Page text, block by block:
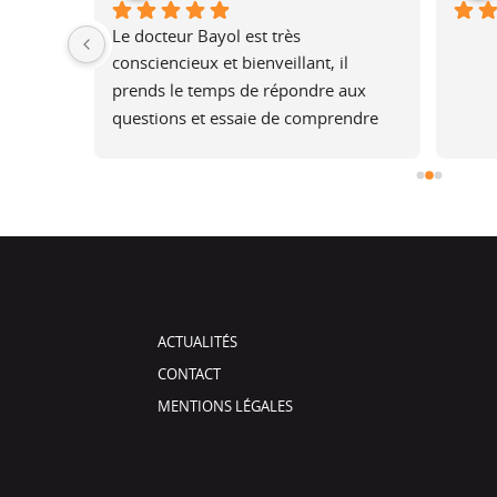
une
plus
je
Le docteur Bayol est très
consciencieux et bienveillant, il
prends le temps de répondre aux
questions et essaie de comprendre
ACTUALITÉS
CONTACT
MENTIONS LÉGALES